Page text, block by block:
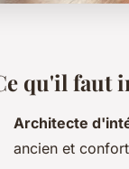
qu'il faut
Architecte
ancien et